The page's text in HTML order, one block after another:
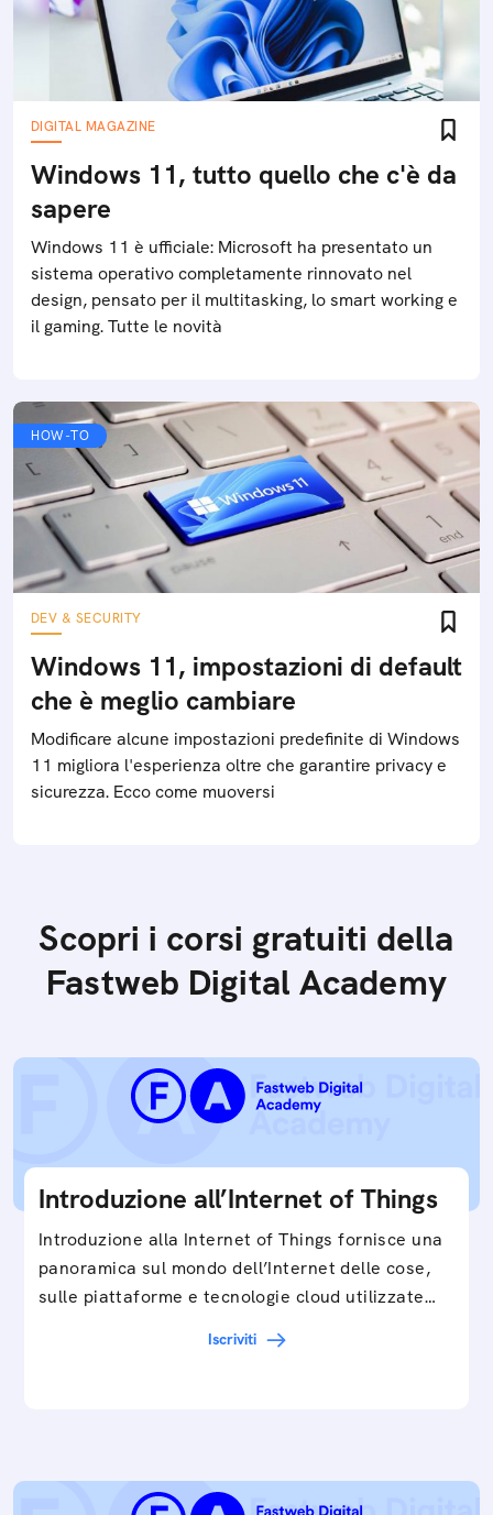
DIGITAL MAGAZINE
Windows 11, tutto quello che c'è da
sapere
Windows 11 è ufficiale: Microsoft ha presentato un
sistema operativo completamente rinnovato nel
design, pensato per il multitasking, lo smart working e
il gaming. Tutte le novità
HOW-TO
DEV & SECURITY
Windows 11, impostazioni di default
che è meglio cambiare
Modificare alcune impostazioni predefinite di Windows
11 migliora l'esperienza oltre che garantire privacy e
sicurezza. Ecco come muoversi
Scopri i corsi gratuiti della
Fastweb Digital Academy
Introduzione all’Internet of Things
Introduzione alla Internet of Things fornisce una
panoramica sul mondo dell’Internet delle cose,
sulle piattaforme e tecnologie cloud utilizzate
Iscriviti